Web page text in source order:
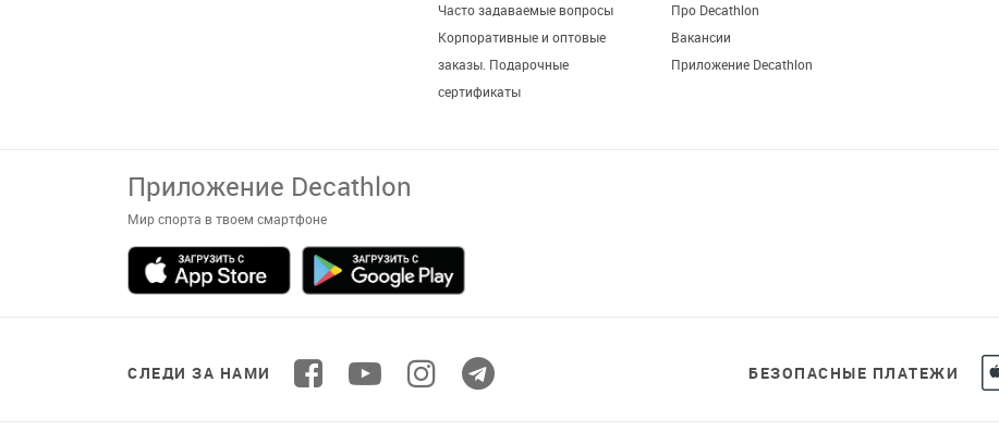
Часто задаваемые вопросы
Корпоративные и оптовые
заказы. Подарочные
сертификаты
Про Decathlon
Вакансии
Приложение Decathlon
Приложение Decathlon
Мир спорта в твоем смартфоне
СЛЕДИ ЗА НАМИ БЕЗОПАСНЫЕ ПЛАТЕЖИ